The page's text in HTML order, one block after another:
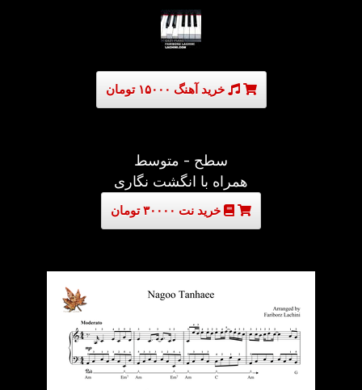
خرید آهنگ ۱۵۰۰۰ تومان
سطح - متوسط
همراه با انگشت نگاری
خرید نت ۳۰۰۰۰ تومان